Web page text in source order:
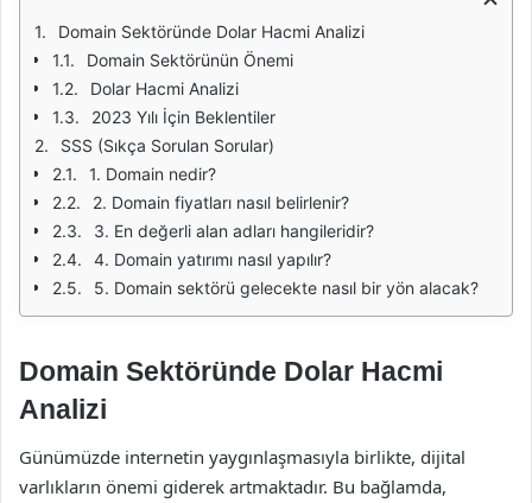
Domain Sektöründe Dolar Hacmi Analizi
Domain Sektörünün Önemi
Dolar Hacmi Analizi
2023 Yılı İçin Beklentiler
SSS (Sıkça Sorulan Sorular)
1. Domain nedir?
2. Domain fiyatları nasıl belirlenir?
3. En değerli alan adları hangileridir?
4. Domain yatırımı nasıl yapılır?
5. Domain sektörü gelecekte nasıl bir yön alacak?
Domain Sektöründe Dolar Hacmi
Analizi
Günümüzde internetin yaygınlaşmasıyla birlikte, dijital
varlıkların önemi giderek artmaktadır. Bu bağlamda,